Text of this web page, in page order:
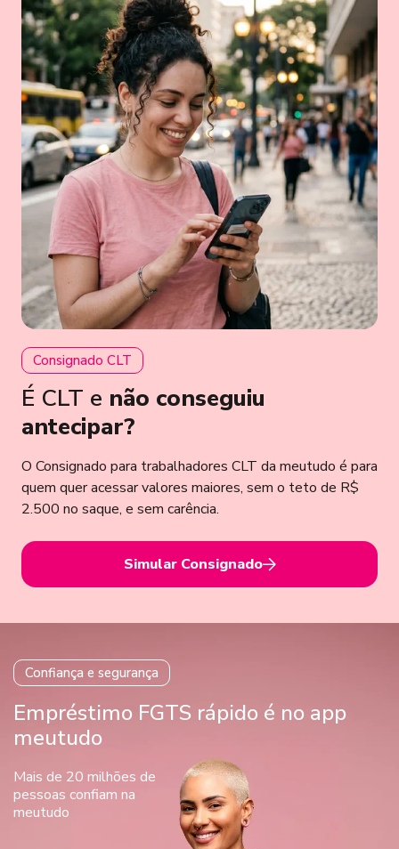
Consignado CLT
É CLT e não conseguiu
antecipar?
O Consignado para trabalhadores CLT da meutudo é para
quem quer acessar valores maiores, sem o teto de R$
2.500 no saque, e sem carência.
Simular Consignado
Confiança e segurança
Empréstimo FGTS rápido é no app
meutudo
Mais de 20 milhões de
pessoas confiam na
meutudo